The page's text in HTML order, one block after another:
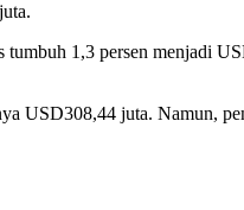
1,3 persen menjadi
USD308,44 juta. Namun,